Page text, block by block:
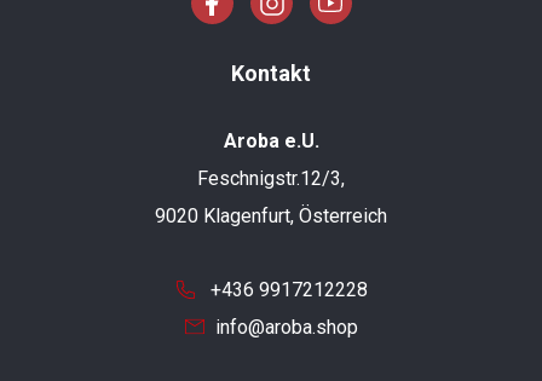
Kontakt
Aroba e.U.
Feschnigstr.12/3,
9020 Klagenfurt, Österreich
+436 9917212228
info@aroba.shop